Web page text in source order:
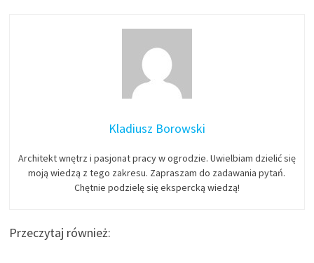
Kladiusz Borowski
Architekt wnętrz i pasjonat pracy w ogrodzie. Uwielbiam dzielić się
moją wiedzą z tego zakresu. Zapraszam do zadawania pytań.
Chętnie podzielę się ekspercką wiedzą!
Przeczytaj również: